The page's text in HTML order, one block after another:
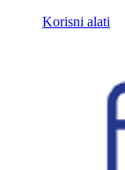
Korisni alati